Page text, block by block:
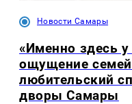
Новости Самары
«Именно здесь
ощущение
любительский
дворы Самары